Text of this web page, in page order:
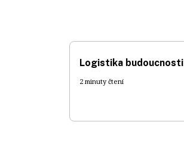
Logistika budoucnosti
2 minuty čtení